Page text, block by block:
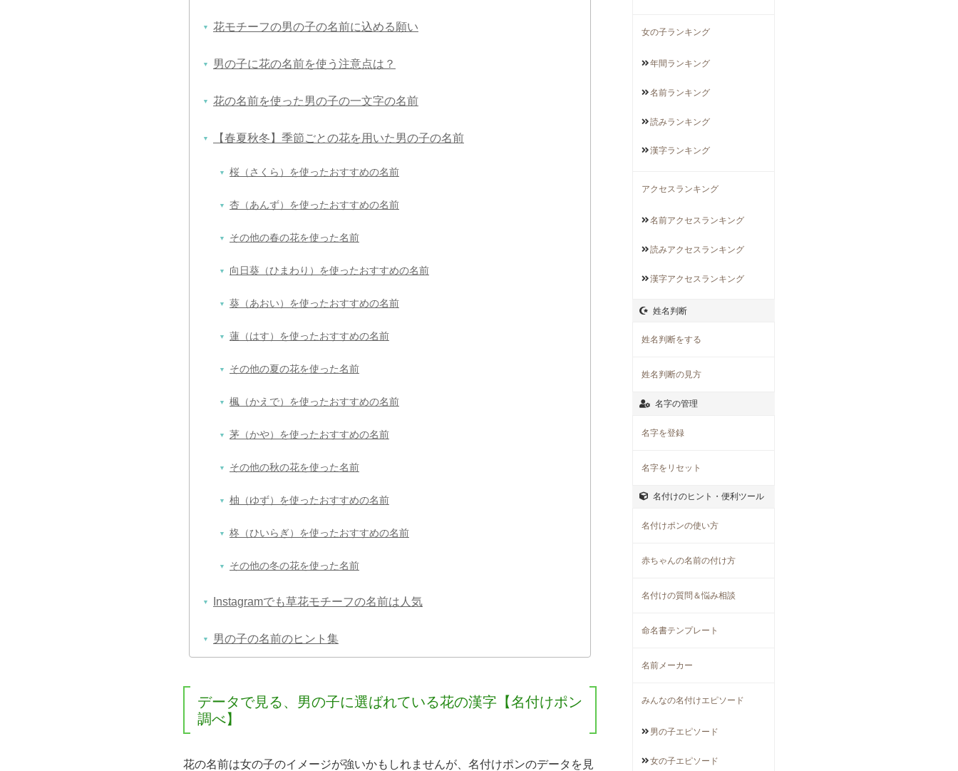
花モチーフの男の子の名前に込める願い
男の子に花の名前を使う注意点は？
花の名前を使った男の子の一文字の名前
【春夏秋冬】季節ごとの花を用いた男の子の名前
桜（さくら）を使ったおすすめの名前
杏（あんず）を使ったおすすめの名前
その他の春の花を使った名前
向日葵（ひまわり）を使ったおすすめの名前
葵（あおい）を使ったおすすめの名前
蓮（はす）を使ったおすすめの名前
その他の夏の花を使った名前
楓（かえで）を使ったおすすめの名前
茅（かや）を使ったおすすめの名前
その他の秋の花を使った名前
柚（ゆず）を使ったおすすめの名前
柊（ひいらぎ）を使ったおすすめの名前
その他の冬の花を使った名前
Instagramでも草花モチーフの名前は人気
男の子の名前のヒント集
データで見る、男の子に選ばれている花の漢字【名付けポン
調べ】
花の名前は女の子のイメージが強いかもしれませんが、名付けポンのデータを見
女の子ランキング
年間 ランキング
名前ランキング
読みランキング
漢字ランキング
アクセスランキング
名前アクセスランキング
読みアクセスランキング
漢字アクセス ランキング
姓名判断
姓名判断をする
姓名判断の見方
名字の管理
名字を登録
名字をリセット
名付けのヒント・便利ツール
名付けポンの使い方
赤ちゃんの名前の付け方
名付けの質問＆悩み相談
命名書テンプレート
名前メーカー
みんなの名付けエピソード
男の子エピソード
女の子エピソード